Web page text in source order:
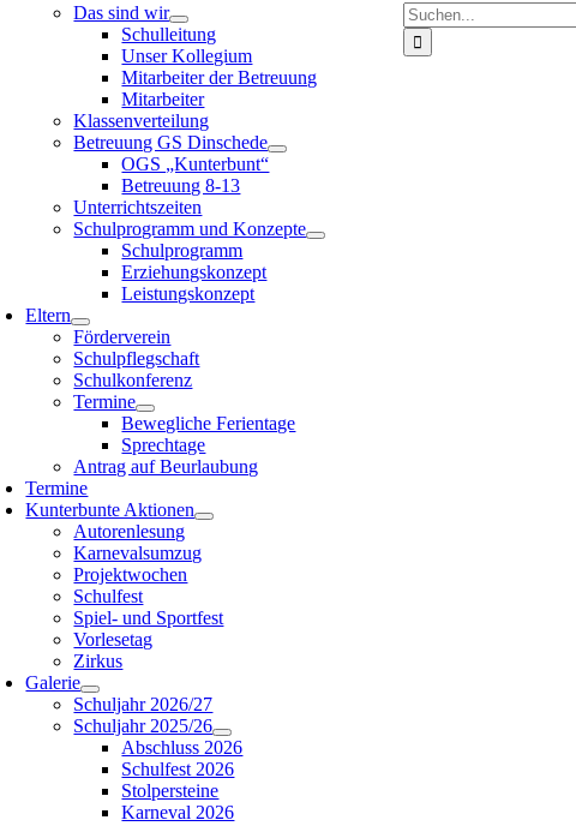
Suche
nach:
Das sind wir
Schulleitung
Unser Kollegium
Mitarbeiter der Betreuung
Mitarbeiter
Klassenverteilung
Betreuung GS Dinschede
OGS „Kunterbunt“
Betreuung 8-13
Unterrichtszeiten
Schulprogramm und Konzepte
Schulprogramm
Erziehungskonzept
Leistungskonzept
Eltern
Förderverein
Schulpflegschaft
Schulkonferenz
Termine
Bewegliche Ferientage
Sprechtage
Antrag auf Beurlaubung
Termine
Kunterbunte Aktionen
Autorenlesung
Karnevalsumzug
Projektwochen
Schulfest
Spiel- und Sportfest
Vorlesetag
Zirkus
Galerie
Schuljahr 2026/27
Schuljahr 2025/26
Abschluss 2026
Schulfest 2026
Stolpersteine
Karneval 2026